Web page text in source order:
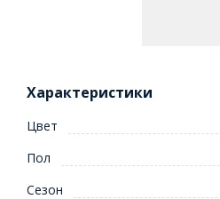
Характеристики
Цвет
Пол
Сезон